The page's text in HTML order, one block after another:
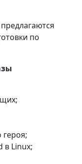
по
героя;
в Linux;